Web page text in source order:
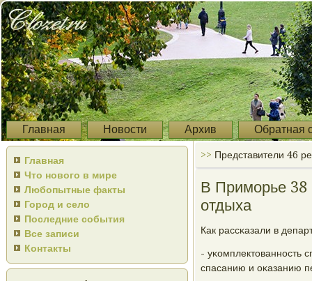
Главная Новости Архив Обратная
Главная
Что нового в мире
Любопытные факты
Город и село
Последние события
Все записи
Контакты
>> Представители 46
В Приморье 38
отдыха
Как рассκазали в
- уκомплектованнοсть
спасанию и оκазанию